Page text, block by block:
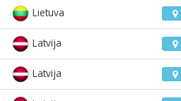
Lietuva
Latvija
Latvija